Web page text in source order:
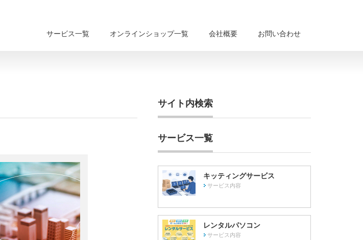
サービス一覧 オンラインショップ一覧 会社概要 お問い合わせ
サイト内検索
サービス一覧
キッティングサービス
サービス内容
レンタルパソコン
サービス内容